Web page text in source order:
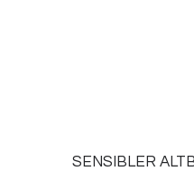
SENSIBLER